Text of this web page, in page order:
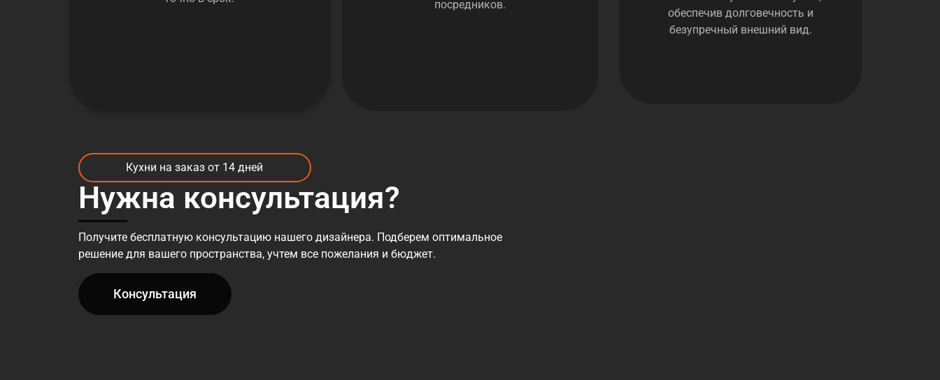
посредников.
обеспечив долговечность и
безупречный внешний вид.
Кухни на заказ от 14 дней
Нужна консультация?
Получите бесплатную консультацию нашего дизайнера. Подберем оптимальное
решение для вашего пространства, учтем все пожелания и бюджет.
Консультация